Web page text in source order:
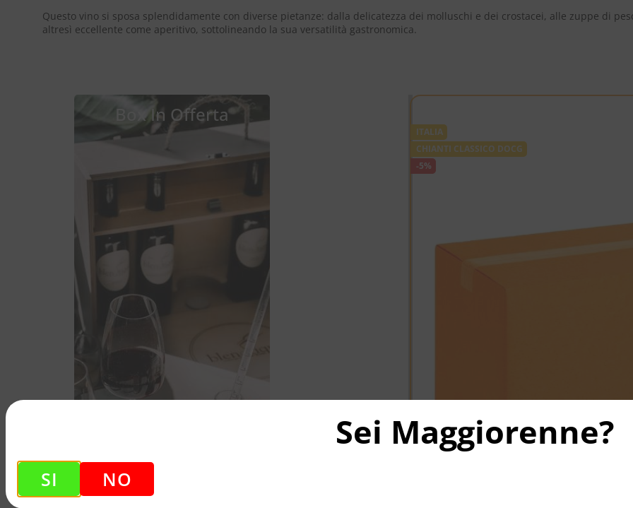
Questo vino si sposa splendidamente con diverse pietanze: dalla delicatezza dei molluschi e dei crostacei, alle zuppe di
altresì eccellente come aperitivo, sottolineando la sua versatilità gastronomica.
Box In Offerta
ITALIA
CHIANTI CLASSICO DOCG
-5%
Sei Maggiorenne?
SI NO